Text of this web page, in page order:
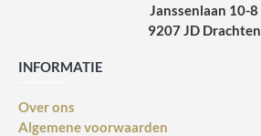
Janssenlaan 10-8
9207 JD Drachten
INFORMATIE
Over ons
Algemene voorwaarden